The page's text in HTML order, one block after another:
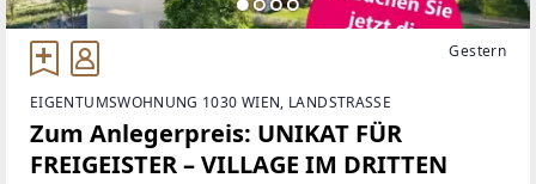
Gestern
EIGENTUMSWOHNUNG 1030 WIEN, LANDSTRASSE
Zum Anlegerpreis: UNIKAT FÜR
FREIGEISTER – VILLAGE IM DRITTEN